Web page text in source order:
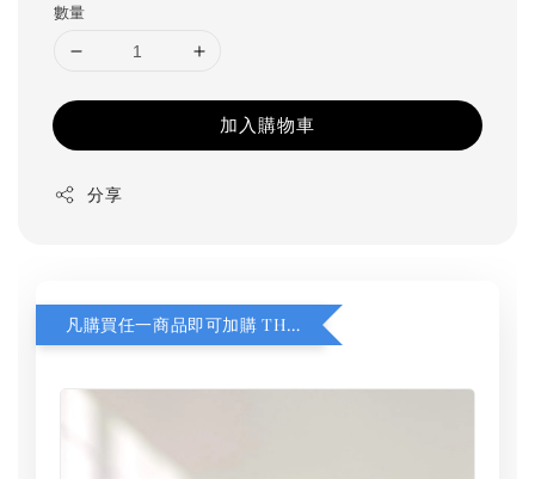
數量
加入購物車
分享
凡購買任一商品即可加購 THT 九週年 同一片天空 無框畫 30 x 30 cm 附掛勾 (黑膠封面大小）